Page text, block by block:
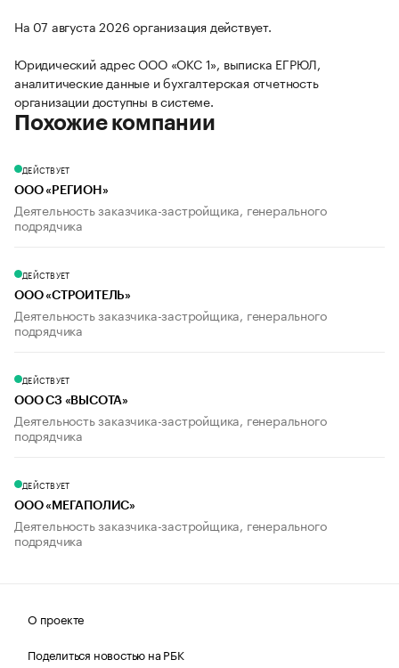
На 07 августа 2026 организация действует.
Юридический адрес ООО «ОКС 1», выписка ЕГРЮЛ,
аналитические данные и бухгалтерская отчетность
организации доступны в системе.
Похожие компании
ДЕЙСТВУЕТ
ООО «РЕГИОН»
Деятельность заказчика-застройщика, генерального
подрядчика
ДЕЙСТВУЕТ
ООО «СТРОИТЕЛЬ»
Деятельность заказчика-застройщика, генерального
подрядчика
ДЕЙСТВУЕТ
ООО СЗ «ВЫСОТА»
Деятельность заказчика-застройщика, генерального
подрядчика
ДЕЙСТВУЕТ
ООО «МЕГАПОЛИС»
Деятельность заказчика-застройщика, генерального
подрядчика
О проекте
Поделиться новостью на РБК